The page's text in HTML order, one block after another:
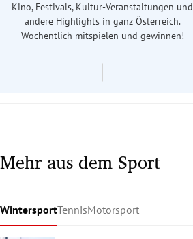
Kino, Festivals, Kultur-Veranstaltungen und
andere Highlights in ganz Österreich.
Wöchentlich mitspielen und gewinnen!
Mehr aus dem Sport
WintersportTennisMotorsport